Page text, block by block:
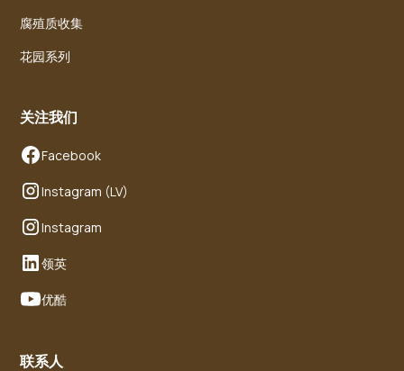
腐殖质收集
花园系列
关注我们
Facebook
Instagram (LV)
Instagram
领英
优酷
联系人